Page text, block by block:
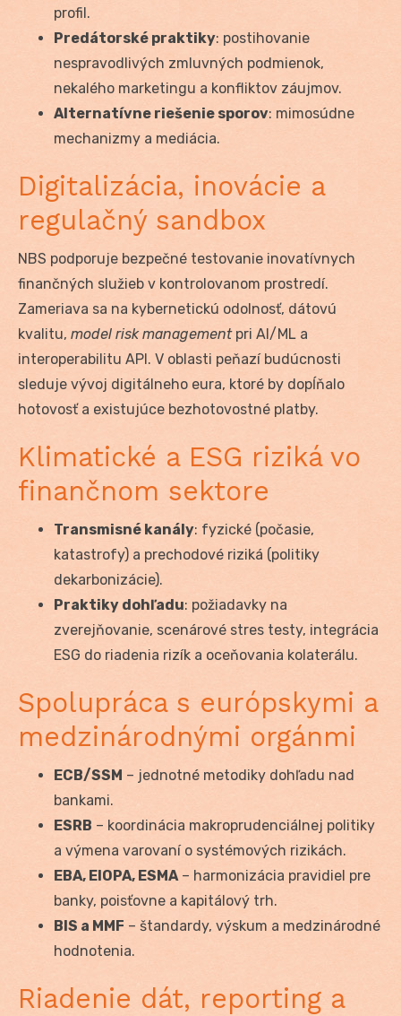
profil.
Predátorské praktiky: postihovanie
nespravodlivých zmluvných podmienok,
nekalého marketingu a konfliktov záujmov.
Alternatívne riešenie sporov: mimosúdne
mechanizmy a mediácia.
Digitalizácia, inovácie a
regulačný sandbox
NBS podporuje bezpečné testovanie inovatívnych
finančných služieb v kontrolovanom prostredí.
Zameriava sa na kybernetickú odolnosť, dátovú
kvalitu, model risk managementpri AI/ML a
interoperabilitu API. V oblasti peňazí budúcnosti
sleduje vývoj digitálneho eura, ktoré by dopĺňalo
hotovosť a existujúce bezhotovostné platby.
Klimatické a ESG riziká vo
finančnom sektore
Transmisné kanály: fyzické (počasie,
katastrofy) a prechodové riziká (politiky
dekarbonizácie).
Praktiky dohľadu: požiadavky na
zverejňovanie, scenárové stres testy, integrácia
ESG do riadenia rizík a oceňovania kolaterálu.
Spolupráca s európskymi a
medzinárodnými orgánmi
ECB/SSM – jednotné metodiky dohľadu nad
bankami.
ESRB – koordinácia makroprudenciálnej politiky
a výmena varovaní o systémových rizikách.
EBA, EIOPA, ESMA– harmonizácia pravidiel pre
banky, poisťovne a kapitálový trh.
BIS a MMF – štandardy, výskum a medzinárodné
hodnotenia.
Riadenie dát, reporting a